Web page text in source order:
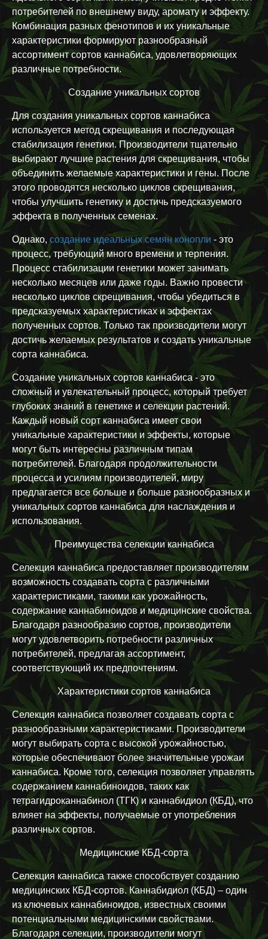
потребителей по внешнему виду, аромату и эффекту.
Комбинация разных фенотипов и их уникальные
характеристики формируют разнообразный
ассортимент сортов каннабиса, удовлетворяющих
различные потребности.
Создание уникальных сортов
Для создания уникальных сортов каннабиса
используется метод скрещивания и последующая
стабилизация генетики. Производители тщательно
выбирают лучшие растения для скрещивания, чтобы
объединить желаемые характеристики и гены. После
этого проводятся несколько циклов скрещивания,
чтобы улучшить генетику и достичь предсказуемого
эффекта в полученных семенах.
Однако, создание идеальных семян конопли - это
процесс, требующий много времени и терпения.
Процесс стабилизации генетики может занимать
несколько месяцев или даже годы. Важно провести
несколько циклов скрещивания, чтобы убедиться в
предсказуемых характеристиках и эффектах
полученных сортов. Только так производители могут
достичь желаемых результатов и создать уникальные
сорта каннабиса.
Создание уникальных сортов каннабиса - это
сложный и увлекательный процесс, который требует
глубоких знаний в генетике и селекции растений.
Каждый новый сорт каннабиса имеет свои
уникальные характеристики и эффекты, которые
могут быть интересны различным типам
потребителей. Благодаря продолжительности
процесса и усилиям производителей, миру
предлагается все больше и больше разнообразных и
уникальных сортов каннабиса для наслаждения и
использования.
Преимущества селекции каннабиса
Селекция каннабиса предоставляет производителям
возможность создавать сорта с различными
характеристиками, такими как урожайность,
содержание каннабиноидов и медицинские свойства.
Благодаря разнообразию сортов, производители
могут удовлетворить потребности различных
потребителей, предлагая ассортимент,
соответствующий их предпочтениям.
Характеристики сортов каннабиса
Селекция каннабиса позволяет создавать сорта с
разнообразными характеристиками. Производители
могут выбирать сорта с высокой урожайностью,
которые обеспечивают более значительные урожаи
каннабиса. Кроме того, селекция позволяет управлять
содержанием каннабиноидов, таких как
тетрагидроканнабинол (ТГК) и каннабидиол (КБД), что
влияет на эффекты, получаемые от употребления
различных сортов.
Медицинские КБД-сорта
Селекция каннабиса также способствует созданию
медицинских КБД-сортов. Каннабидиол (КБД) – один
из ключевых каннабиноидов, известных своими
потенциальными медицинскими свойствами.
Благодаря селекции, производители могут